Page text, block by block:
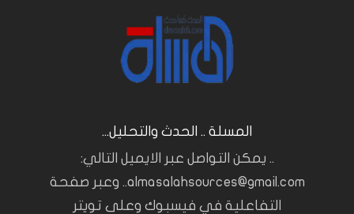
المسلة .. الحدث والتحليل...
.. يمكن التواصل عبر الايميل التالي:
almasalahsources@gmail.com.. وعبر صفحة
التفاعلية في فيسبوك وعلى تويتر